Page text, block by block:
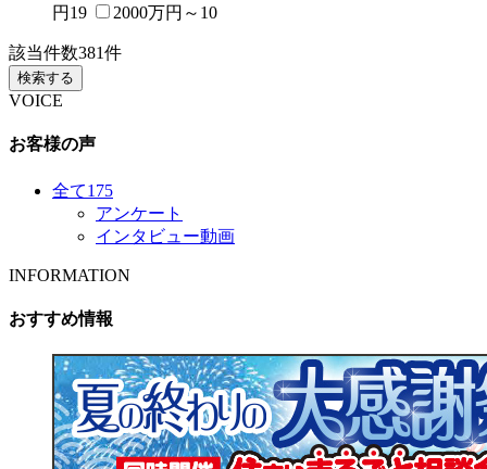
円 19 2000万円～ 10
該当件数381件
検索する
VOICE
お客様の声
全て175
アンケート
インタビュー動画
INFORMATION
おすすめ情報